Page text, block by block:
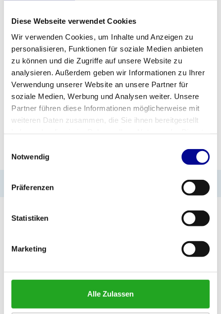
Diese Webseite verwendet Cookies
Wir verwenden Cookies, um Inhalte und Anzeigen zu
personalisieren, Funktionen für soziale Medien anbieten
zu können und die Zugriffe auf unsere Website zu
analysieren. Außerdem geben wir Informationen zu Ihrer
Verwendung unserer Website an unsere Partner für
soziale Medien, Werbung und Analysen weiter. Unsere
Partner führen diese Informationen möglicherweise mit
weiteren Daten zusammen, die Sie ihnen bereitgestellt
Notwendig
Präferenzen
Statistiken
Marketing
Alle Zulassen
ZUM ANGEBOT HINZUFÜGEN
PROFESSIONELLE
FITNESSGERÄTE
STANDARDMÄSSIG EIN J
AHR GARANTIE
MEHR ALS 28 JAHRE
ERFAHRUNG
BESTE PREISE UND
BESTE AUSSTATTUNG
No information found
MÖCHTEN SIE ÜBER DAS DATUM
WERDEN?